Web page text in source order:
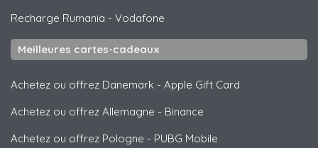
Recharge Rumania - Vodafone
Meilleures cartes-cadeaux
Achetez ou offrez Danemark - Apple Gift Card
Achetez ou offrez Allemagne - Binance
Achetez ou offrez Pologne - PUBG Mobile